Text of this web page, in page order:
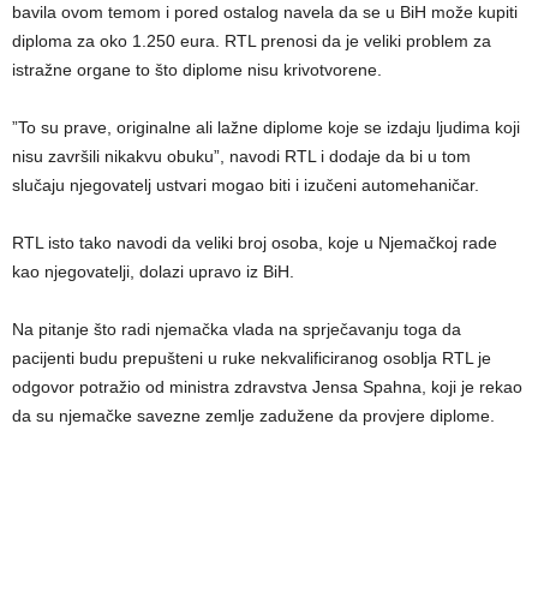
bavila ovom temom i pored ostalog navela da se u BiH može kupiti
diploma za oko 1.250 eura. RTL prenosi da je veliki problem za
istražne organe to što diplome nisu krivotvorene.
”To su prave, originalne ali lažne diplome koje se izdaju ljudima koji
nisu završili nikakvu obuku”, navodi RTL i dodaje da bi u tom
slučaju njegovatelj ustvari mogao biti i izučeni automehaničar.
RTL isto tako navodi da veliki broj osoba, koje u Njemačkoj rade
kao njegovatelji, dolazi upravo iz BiH.
Na pitanje što radi njemačka vlada na sprječavanju toga da
pacijenti budu prepušteni u ruke nekvalificiranog osoblja RTL je
odgovor potražio od ministra zdravstva Jensa Spahna, koji je rekao
da su njemačke savezne zemlje zadužene da provjere diplome.